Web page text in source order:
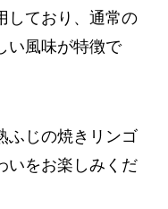
しており、通常の
い風味が特徴で
ふじの焼きリンゴ
いをお楽しみくだ